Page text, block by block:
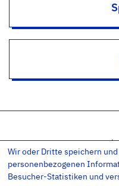
Impressum
AGB
Kontakt
Copyright © 2011-26 –
Wir oder Dritte speichern
personenbezogenen
Besucher-Statistiken und